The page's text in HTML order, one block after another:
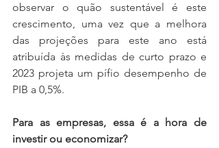
observar o quão sustentável é este
crescimento, uma vez que a melhora
das projeções para este ano está
atribuída às medidas de curto prazo e
2023 projeta um pífio desempenho de
PIB a 0,5%.
Para as empresas, essa é a hora de
investir ou economizar?